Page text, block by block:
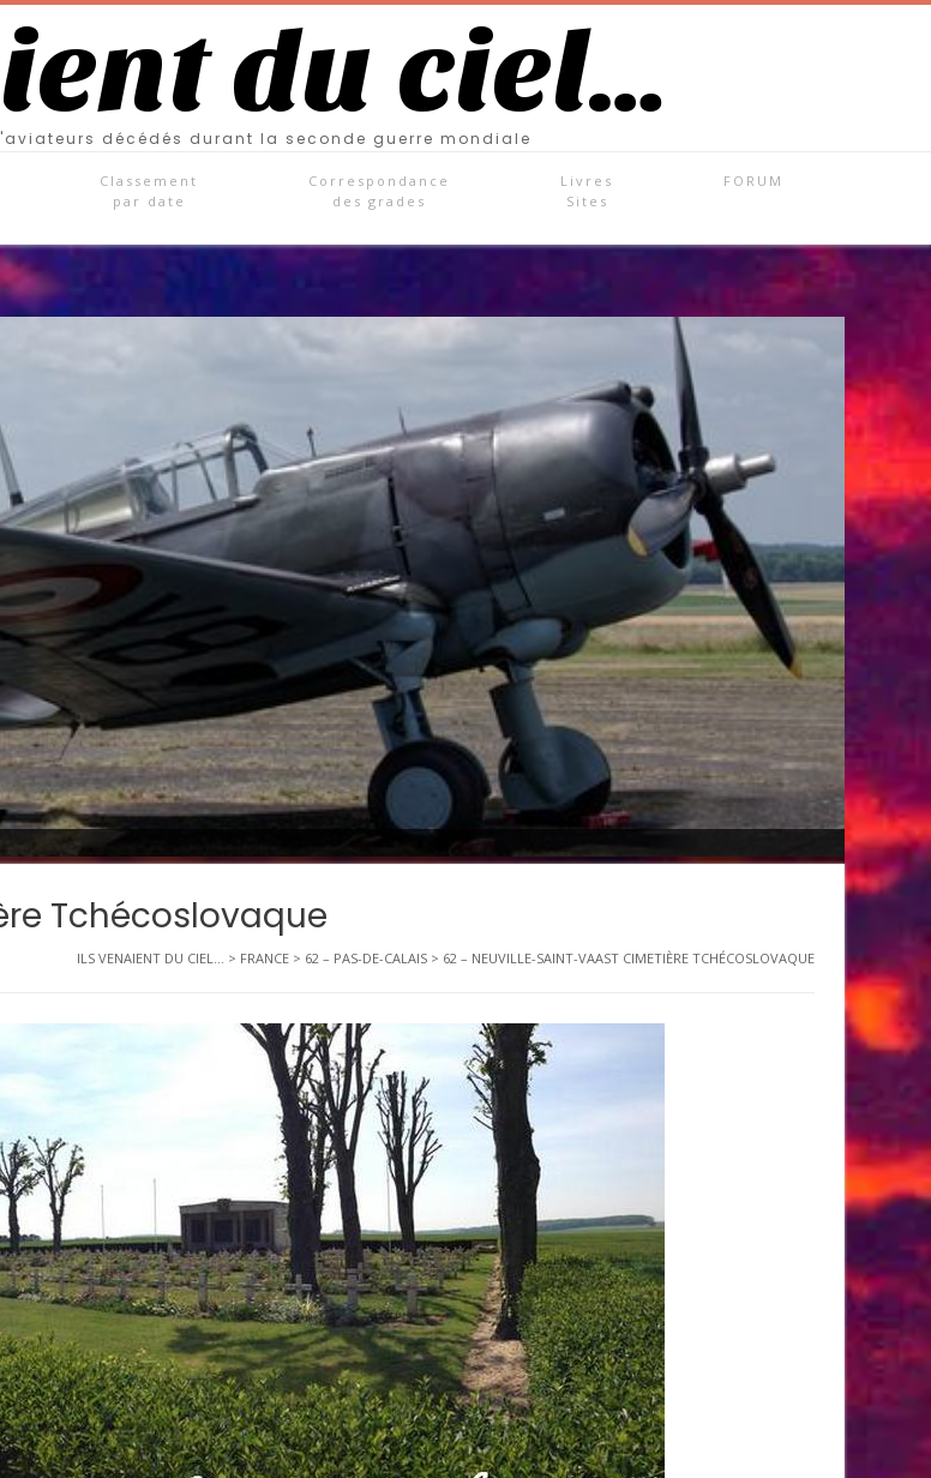
du ciel…
décédés durant la seconde guerre mondiale
Classement
par date
Correspondance
des grades
Livres
Sites
FORUM
Tchécoslovaque
ILS VENAIENT DU CIEL... > FRANCE > 62 – PAS-DE-CALAIS > 62 – NEUVILLE-SAINT-VAAST CIMETIÈRE TCHÉCOSLOVAQUE